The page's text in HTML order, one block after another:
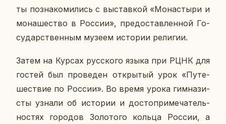
ты по­зна­ко­ми­лись с вы­став­кой «Мо­на­сты­ри и
мо­на­ше­ство в России», предо­став­лен­ной Го­
су­дар­ствен­ным музеем ис­то­рии ре­ли­гии.
Затем на Курсах рус­ско­го языка при РЦНК для
гостей был про­ве­ден от­кры­тый урок «Пу­те­
ше­ствие по России». Во время урока гим­на­зи­
сты узнали об ис­то­рии и до­сто­при­ме­ча­тель­
но­стях го­ро­дов Зо­ло­то­го кольца России, а